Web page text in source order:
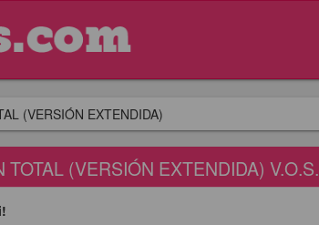
(VERSIÓN EXTENDIDA)
(VERSIÓN EXTENDIDA) V.O.S.